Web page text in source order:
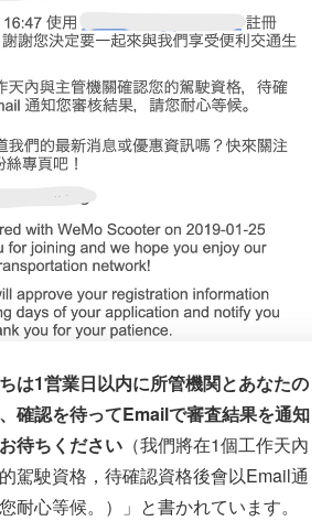
は1営業日以内に所管機関とあなたの
確認を待ってEmailで審査結果を通知
待ちください （我們將在1個工作天內
駕駛資格，待確認資格後會以Email通
耐心等候。）」と書かれています。